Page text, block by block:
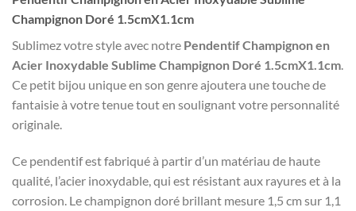
Champignon Doré 1.5cmX1.1cm
Sublimez votre style avec notre Pendentif Champignon en
Acier Inoxydable Sublime Champignon Doré 1.5cmX1.1cm
Ce petit bijou unique en son genre ajoutera une touche de
fantaisie à votre tenue tout en soulignant votre personnalité
originale.
Ce pendentif est fabriqué à partir d’un matériau de haute
qualité, l’acier inoxydable, qui est résistant aux rayures et à la
corrosion. Le champignon doré brillant mesure 1,5 cm sur 1,1